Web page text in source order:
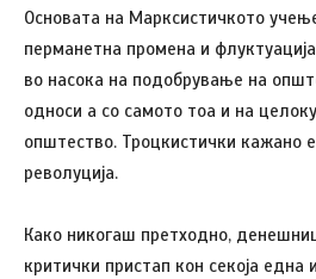
Основата на Марксистичкото
перманетна промена и
во насока на подобрување на
односи а со самото тоа и на
општество. Троцкистички кажано
револуција.
Како никогаш претходно,
критички пристап кон секоја една